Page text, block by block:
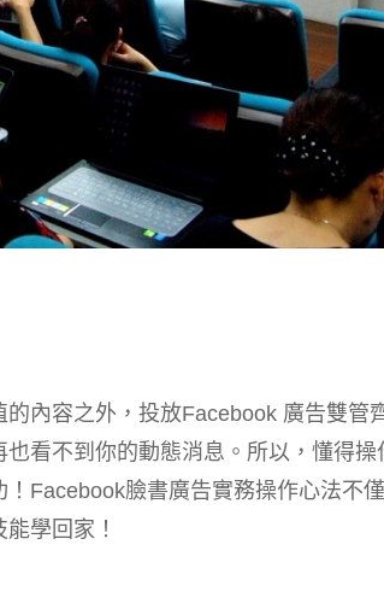
內容之外，投放Facebook 廣告雙管
看不到你的動態消息。所以，懂得操
Facebook臉書廣告實務操作心法不
學回家！